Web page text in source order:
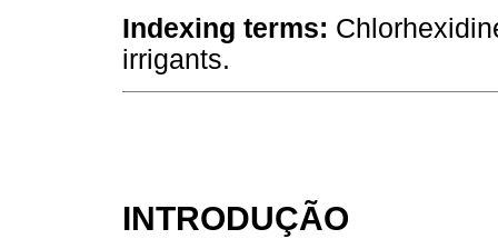
Indexing terms:
irrigants.
INTRODUÇÃO